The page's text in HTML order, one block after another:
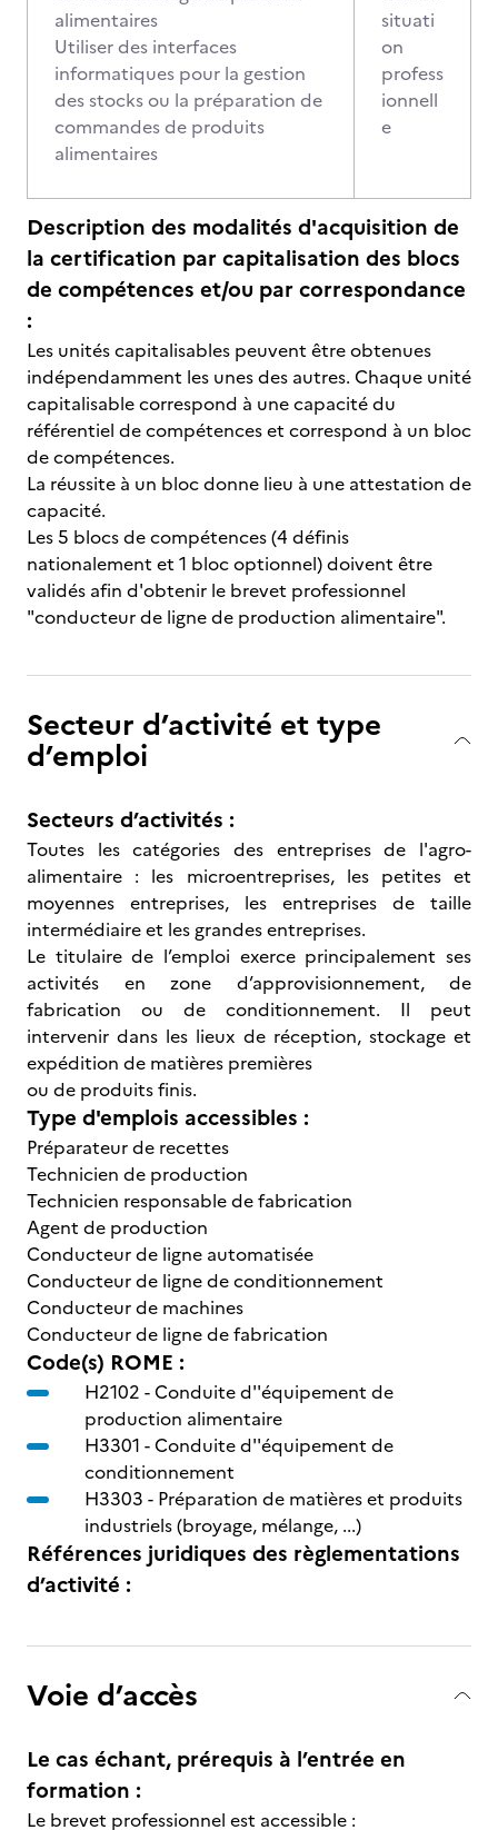
alimentaires
Utiliser des interfaces
informatiques pour la gestion
des stocks ou la préparation de
commandes de produits
alimentaires
situati
on
profess
ionnell
e
Description des modalités d'acquisition de
la certification par capitalisation des blocs
de compétences et/ou par correspondance
:
Les unités capitalisables peuvent être obtenues
indépendamment les unes des autres. Chaque unité
capitalisable correspond à une capacité du
référentiel de compétences et correspond à un bloc
de compétences.
La réussite à un bloc donne lieu à une attestation de
capacité.
Les 5 blocs de compétences (4 définis
nationalement et 1 bloc optionnel) doivent être
validés afin d'obtenir le brevet professionnel
"conducteur de ligne de production alimentaire".
Secteur d’activité et type
d’emploi
Secteurs d’activités :
Toutes les catégories des entreprises de l'agro-
alimentaire : les microentreprises, les petites et
moyennes entreprises, les entreprises de taille
intermédiaire et les grandes entreprises.
Le titulaire de l’emploi exerce principalement ses
activités en zone d’approvisionnement, de
fabrication ou de conditionnement. Il peut
intervenir dans les lieux de réception, stockage et
expédition de matières premières
ou de produits finis.
Type d'emplois accessibles :
Préparateur de recettes
Technicien de production
Technicien responsable de fabrication
Agent de production
Conducteur de ligne automatisée
Conducteur de ligne de conditionnement
Conducteur de machines
Conducteur de ligne de fabrication
Code(s) ROME :
H2102 -Conduite d''équipement de
production alimentaire
H3301 -Conduite d''équipement de
conditionnement
H3303 - Préparation de matières et produits
industriels (broyage, mélange, ...)
Références juridiques des règlementations
d’activité :
Voie d’accès
Le cas échant, prérequis à l’entrée en
formation :
Le brevet professionnel est accessible :